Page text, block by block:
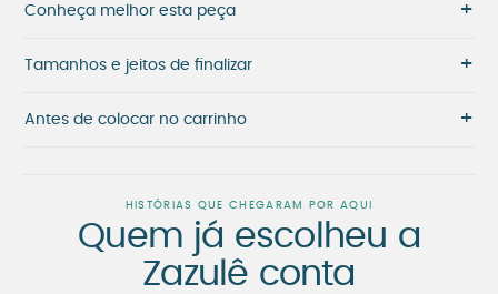
Conheça melhor esta peça +
Tamanhos e jeitos de finalizar +
Antes de colocar no carrinho +
HISTÓRIAS QUE CHEGARAM POR AQUI
Quem já escolheu a
Zazulê conta